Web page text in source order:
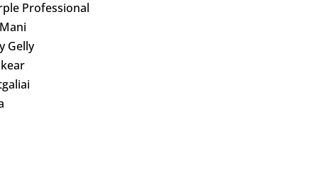
Professional
Gelly